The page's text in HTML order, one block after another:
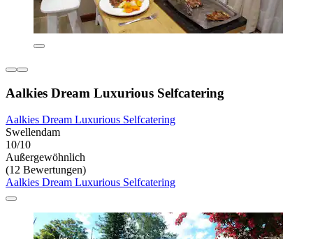
Aalkies Dream Luxurious Selfcatering
Aalkies Dream Luxurious Selfcatering
Swellendam
10/10
Außergewöhnlich
(12 Bewertungen)
Aalkies Dream Luxurious Selfcatering